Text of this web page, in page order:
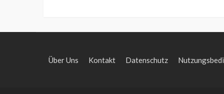
Über Uns Kontakt Datenschutz